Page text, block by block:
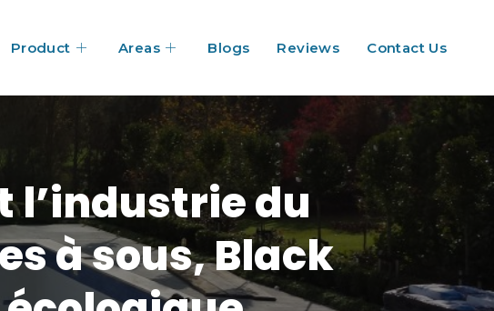
Product Areas Blogs Reviews Contact Us
l’industrie du
à sous, Black